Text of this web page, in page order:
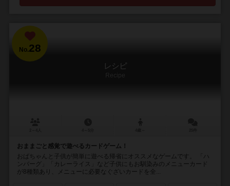
No.28
レシピ
Recipe
おままごと感覚で遊べるカードゲーム！
おばちゃんと子供が簡単に遊べる帰省にオススメなゲームです。 「ハ
ンバーグ」「カレーライス」など子供にもお馴染みのメニューカード
が8種類あり、メニューに必要なぐざいカードを全...